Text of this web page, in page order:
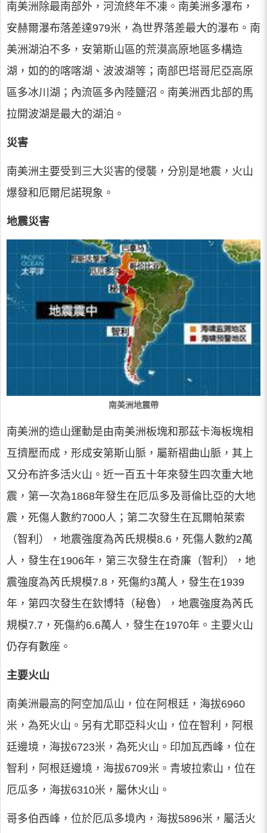
南美洲除最南部外，河流終年不凍。南美洲多瀑布，
安赫爾瀑布落差達979米，為世界落差最大的瀑布。南
美洲湖泊不多，安第斯山區的荒漠高原地區多構造
湖，如的的喀喀湖、波波湖等；南部巴塔哥尼亞高原
區多冰川湖；內流區多內陸鹽沼。南美洲西北部的馬
拉開波湖是最大的湖泊。
災害
南美洲主要受到三大災害的侵襲，分別是地震，火山
爆發和厄爾尼諾現象。
地震災害
南美洲地震帶
南美洲的造山運動是由南美洲板塊和那茲卡海板塊相
互擠壓而成，形成安第斯山脈，屬新褶曲山脈，其上
又分布許多活火山。近一百五十年來發生四次重大地
震，第一次為1868年發生在厄瓜多及哥倫比亞的大地
震，死傷人數約7000人；第二次發生在瓦爾帕萊索
（智利），地震強度為芮氏規模8.6，死傷人數約2萬
人，發生在1906年，第三次發生在奇廉（智利），地
震強度為芮氏規模7.8，死傷約3萬人，發生在1939
年，第四次發生在欽博特（秘魯），地震強度為芮氏
規模7.7，死傷約6.6萬人，發生在1970年。主要火山
仍存有數座。
主要火山
南美洲最高的阿空加瓜山，位在阿根廷，海拔6960
米，為死火山。另有尤耶亞科火山，位在智利，阿根
廷邊境，海拔6723米，為死火山。印加瓦西峰，位在
智利，阿根廷邊境，海拔6709米。青坡拉索山，位在
厄瓜多，海拔6310米，屬休火山。
哥多伯西峰，位於厄瓜多境內，海拔5896米，屬活火